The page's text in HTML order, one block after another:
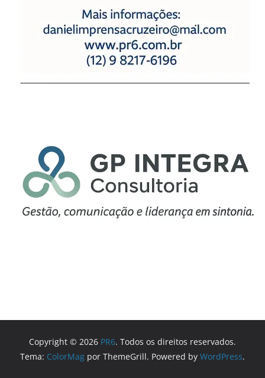
Copyright © 2026 PR6. Todos os direitos reservados.
Tema: ColorMag por ThemeGrill. Powered by WordPress.